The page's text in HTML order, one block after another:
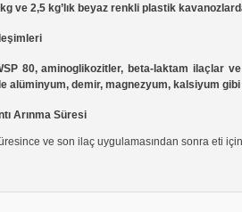
ve 2,5 kg’lık beyaz renkli plastik
80, aminoglikozitler, beta-laktam ilaçlar
alüminyum, demir, magnezyum, kalsiyum
Arınma Süresi
ve son ilaç uygulamasından sonra eti